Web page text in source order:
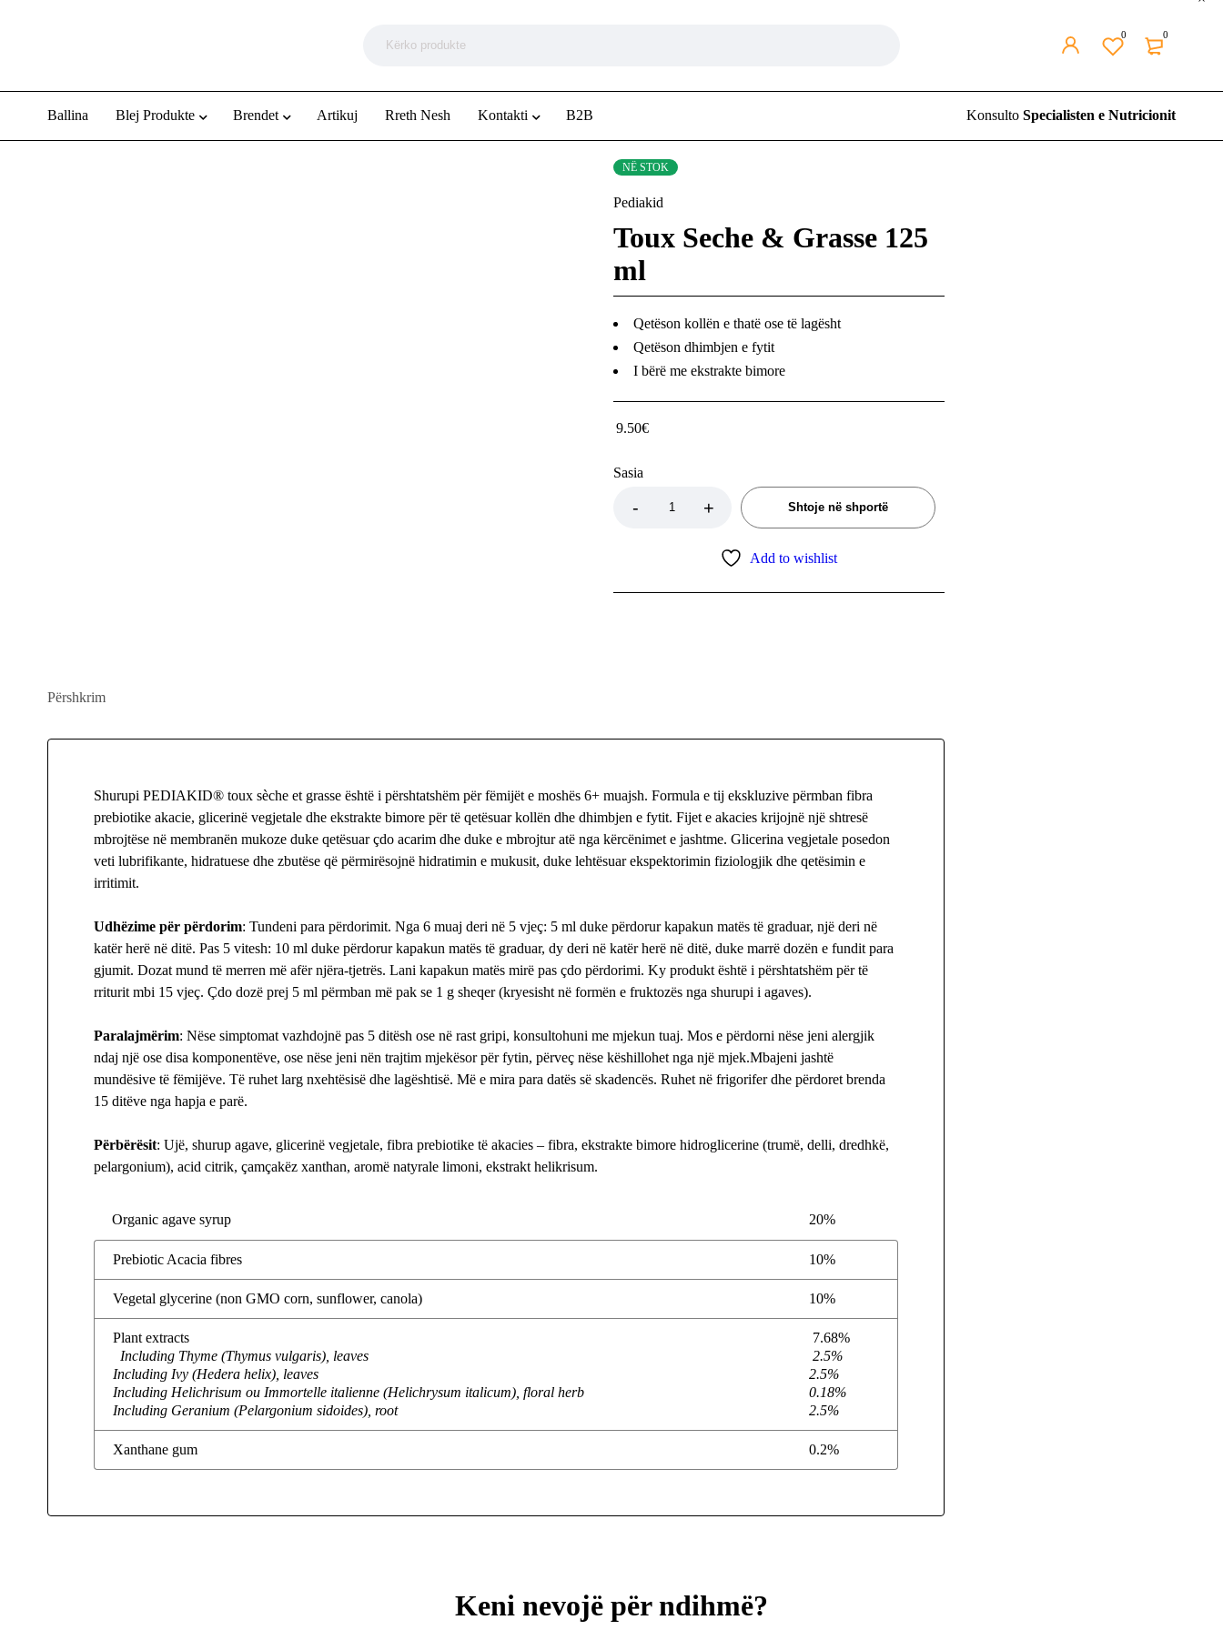
0
0
Ballina Blej Produkte Brendet Artikuj Rreth Nesh Kontakti B2B Konsulto Specialisten e Nutricionit
NË STOK
Pediakid
Toux Seche & Grasse 125
ml
Qetëson kollën e thatë ose të lagësht
Qetëson dhimbjen e fytit
I bërë me ekstrakte bimore
9.50€
Sasia
Shtoje në shportë
Add to wishlist
Përshkrim
Shurupi PEDIAKID® toux sèche et grasse është i përshtatshëm për fëmijët e moshës 6+ muajsh. Formula e tij ekskluzive përmban fibra
prebiotike akacie, glicerinë vegjetale dhe ekstrakte bimore për të qetësuar kollën dhe dhimbjen e fytit. Fijet e akacies krijojnë një shtresë
mbrojtëse në membranën mukoze duke qetësuar çdo acarim dhe duke e mbrojtur atë nga kërcënimet e jashtme. Glicerina vegjetale posedon
veti lubrifikante, hidratuese dhe zbutëse që përmirësojnë hidratimin e mukusit, duke lehtësuar ekspektorimin fiziologjik dhe qetësimin e
irritimit.
Udhëzime për përdorim: Tundeni para përdorimit. Nga 6 muaj deri në 5 vjeç: 5 ml duke përdorur kapakun matës të graduar, një deri në
katër herë në ditë. Pas 5 vitesh: 10 ml duke përdorur kapakun matës të graduar, dy deri në katër herë në ditë, duke marrë dozën e fundit para
gjumit. Dozat mund të merren më afër njëra-tjetrës. Lani kapakun matës mirë pas çdo përdorimi. Ky produkt është i përshtatshëm për të
rriturit mbi 15 vjeç. Çdo dozë prej 5 ml përmban më pak se 1 g sheqer (kryesisht në formën e fruktozës nga shurupi i agaves).
Paralajmërim: Nëse simptomat vazhdojnë pas 5 ditësh ose në rast gripi, konsultohuni me mjekun tuaj. Mos e përdorni nëse jeni alergjik
ndaj një ose disa komponentëve, ose nëse jeni nën trajtim mjekësor për fytin, përveç nëse këshillohet nga një mjek.Mbajeni jashtë
mundësive të fëmijëve. Të ruhet larg nxehtësisë dhe lagështisë. Më e mira para datës së skadencës. Ruhet në frigorifer dhe përdoret brenda
15 ditëve nga hapja e parë.
Përbërësit: Ujë, shurup agave, glicerinë vegjetale, fibra prebiotike të akacies – fibra, ekstrakte bimore hidroglicerine (trumë, delli, dredhkë,
pelargonium), acid citrik, çamçakëz xanthan, aromë natyrale limoni, ekstrakt helikrisum.
Organic agave syrup 20%
Prebiotic Acacia fibres 10%
Vegetal glycerine (non GMO corn, sunflower, canola) 10%
Plant extracts
Including Thyme (Thymus vulgaris), leaves
Including Ivy (Hedera helix), leaves
Including Helichrisum ou Immortelle italienne (Helichrysum italicum), floral herb
Including Geranium (Pelargonium sidoides), root
7.68%
2.5%
2.5%
0.18%
2.5%
Xanthane gum 0.2%
Keni nevojë për ndihmë?